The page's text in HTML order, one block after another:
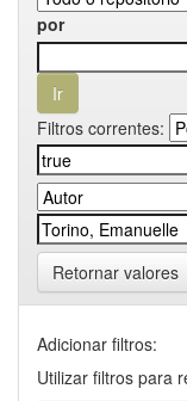
por
Filtros correntes:
Retornar valores
Adicionar filtros:
Utilizar filtros para